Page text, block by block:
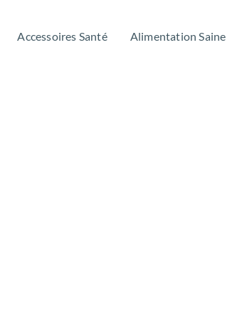
Accessoires Santé Alimentation Saine